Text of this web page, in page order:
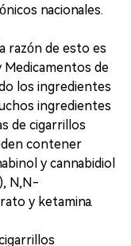
nacionales.
razón de esto es
Medicamentos de
los ingredientes
ingredientes
de cigarrillos
contener
y cannabidiol
N,N-
y ketamina.